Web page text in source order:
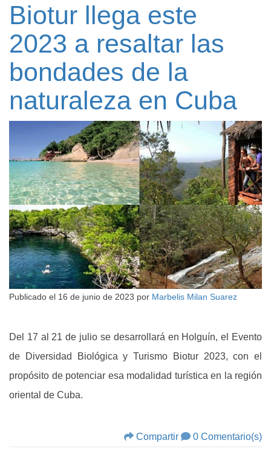
Biotur llega este
2023 a resaltar las
bondades de la
naturaleza en Cuba
Publicado el 16 de junio de 2023 por Marbelis Milan Suarez
Del 17 al 21 de julio se desarrollará en Holguín, el Evento
de Diversidad Biológica y Turismo Biotur 2023, con el
propósito de potenciar esa modalidad turística en la región
oriental de Cuba.
Compartir 0 Comentario(s)